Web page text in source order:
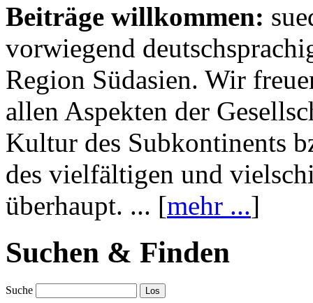
Beiträge willkommen:
vorwiegend
Region Südasien. Wir
allen Aspekten der
Kultur des Subkontinents
des vielfältigen und
überhaupt. ... [mehr ...]
Suchen & Finden
Suche